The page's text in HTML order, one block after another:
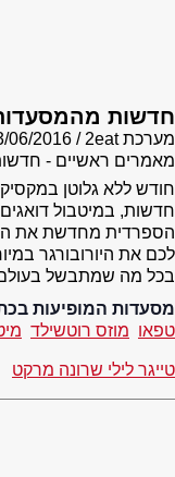
חדשות
מערכת 2eat
06/2016
מאמרים ראשיים -
חודש ללא גלוטן
חדשות, במיטבול
לכם את היורובורגר
בכל מה שמתבשל בעולם
מסעדות המופיעות
טפאו מוזס רוטשילד
טייגר לילי שרונה מרקט